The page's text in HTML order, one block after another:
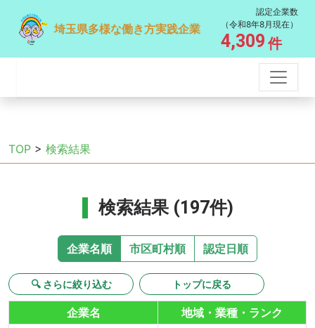
埼玉県多様な働き方実践企業
認定企業数
（令和8年8月現在）
4,309 件
TOP > 検索結果
検索結果 (197件)
企業名順 市区町村順 認定日順
🔍 さらに絞り込む トップに戻る
企業名 地域・業種・ランク